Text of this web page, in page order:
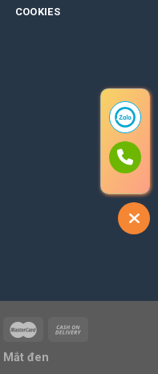
COOKIES
Mắt đen